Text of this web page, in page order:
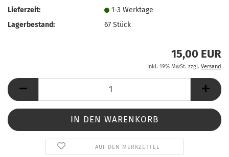
Lieferzeit:
1-3 Werktage
Lagerbestand:
67Stück
15,00 EUR
inkl. 19% MwSt. zzgl. Versand
AUF DEN MERKZETTEL